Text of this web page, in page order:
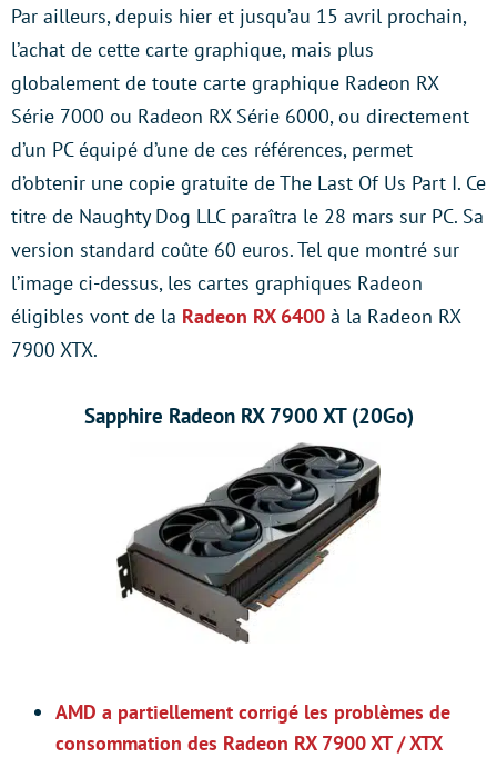
Par ailleurs, depuis hier et jusqu’au 15 avril prochain,
l’achat de cette carte graphique, mais plus
globalement de toute carte graphique Radeon RX
Série 7000 ou Radeon RX Série 6000, ou directement
d’un PC équipé d’une de ces références, permet
d’obtenir une copie gratuite de The Last Of Us Part I. Ce
titre de Naughty Dog LLC paraîtra le 28 mars sur PC. Sa
version standard coûte 60 euros. Tel que montré sur
l’image ci-dessus, les cartes graphiques Radeon
éligibles vont de la Radeon RX 6400 à la Radeon RX
7900 XTX.
Sapphire Radeon RX 7900 XT (20Go)
AMD a partiellement corrigé les problèmes de
consommation des Radeon RX 7900 XT / XTX